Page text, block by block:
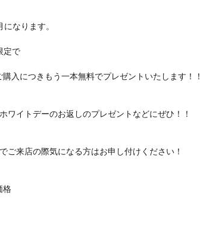
なります。
定で
入につきもう一本無料でプレゼントいたします！！
ワイトデーのお返しのプレゼントなどにぜひ！！
ご来店の際気になる方はお申し付けください！
格